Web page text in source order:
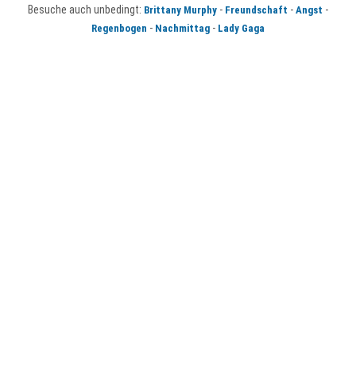
Besuche auch unbedingt: Brittany Murphy - Freundschaft - Angst -
Regenbogen - Nachmittag - Lady Gaga